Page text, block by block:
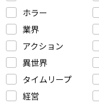
ホラー
業界
アクション
異世界
タイムリープ
経営